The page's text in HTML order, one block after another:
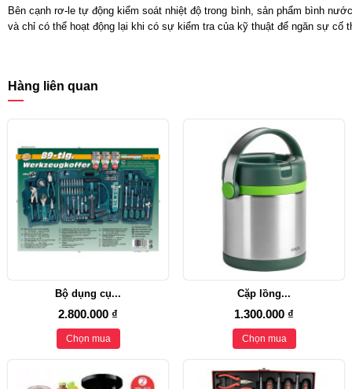
Bên cạnh rơ-le tự động kiểm soát nhiệt độ trong bình, sản phẩm bình
và chỉ có thể hoạt động lại khi có sự kiểm tra của kỹ thuật để ngăn sự cố
Hàng liên quan
Bộ dụng cụ...
2.800.000 ₫
Chọn mua
Cặp lồng...
1.300.000 ₫
Chọn mua